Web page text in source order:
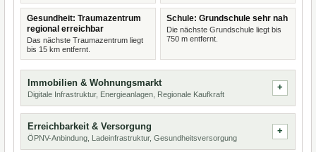
Gesundheit: Traumazentrum
regional erreichbar
Das nächste Traumazentrum liegt
bis 15 km entfernt.
Schule: Grundschule sehr nah
Die nächste Grundschule liegt bis
750 m entfernt.
Immobilien & Wohnungsmarkt
Digitale Infrastruktur, Energieanlagen, Regionale Kaufkraft
Erreichbarkeit & Versorgung
ÖPNV-Anbindung, Ladeinfrastruktur, Gesundheitsversorgung